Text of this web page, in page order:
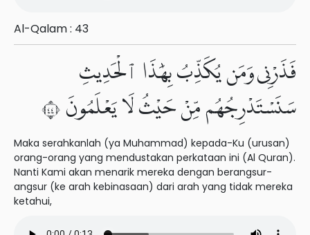
Al-Qalam : 43
فَذَرْنِى وَمَن يُكَذِّبُ بِهَٰذَا ٱلْحَدِيثِ
سَنَسْتَدْرِجُهُم مِّنْ حَيْثُ لَا يَعْلَمُونَ ٤٤
Maka serahkanlah (ya Muhammad) kepada-Ku (urusan)
orang-orang yang mendustakan perkataan ini (Al Quran).
Nanti Kami akan menarik mereka dengan berangsur-
angsur (ke arah kebinasaan) dari arah yang tidak mereka
ketahui,